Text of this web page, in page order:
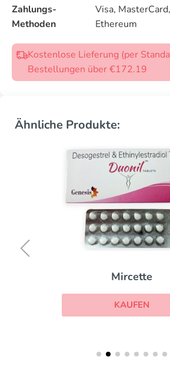
Zahlungs-
Methoden
Visa,
Ethereum
Kostenlose Lieferung (per
Bestellungen über €172.19
Ähnliche Produkte:
Mircette
KAUFEN